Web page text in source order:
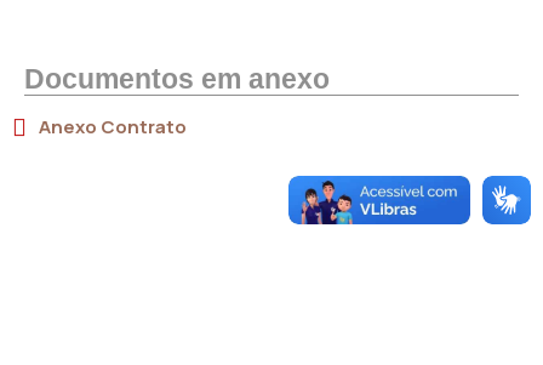
Documentos em anexo
Anexo Contrato